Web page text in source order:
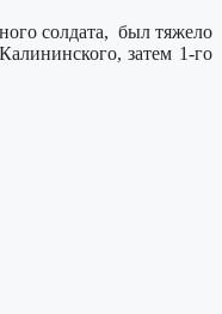
солдата, был тяжело
затем 1-го